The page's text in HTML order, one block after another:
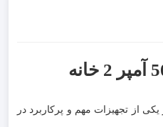
سرامیکی دو خانه 50 آمپر یکی از تجهیزات مهم و پرکاربرد در